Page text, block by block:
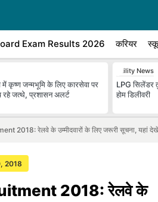
Exam Results 2026 करियर
में कृष्ण जन्मभूमि के लिए कारसेवा पर
जत्थे, प्रशासन अलर्ट
Utility News
LPG सिलेंडर
होम डिलीवरी
2018: रेलवे के उम्मीदवारों के लिए जरूरी सूचना, यहां
2018
2018: रेलवे के